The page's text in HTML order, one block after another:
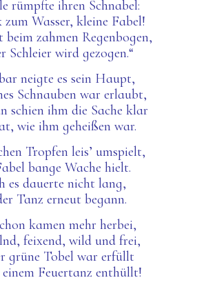
rümpfte ihren Schnabel:
zum Wasser, kleine Fabel!
zahmen Regenbogen,
Schleier wird gezogen.“
neigte es sein Haupt,
Schnauben war erlaubt,
schien ihm die Sache klar
wie ihm geheißen war.
Tropfen leis’ umspielt,
bange Wache hielt.
es dauerte nicht lang,
Tanz erneut begann.
kamen mehr herbei,
feixend, wild und frei,
grüne Tobel war erfüllt
Feuertanz enthüllt!